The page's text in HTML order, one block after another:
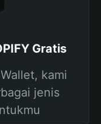
Gratis
kami
jenis